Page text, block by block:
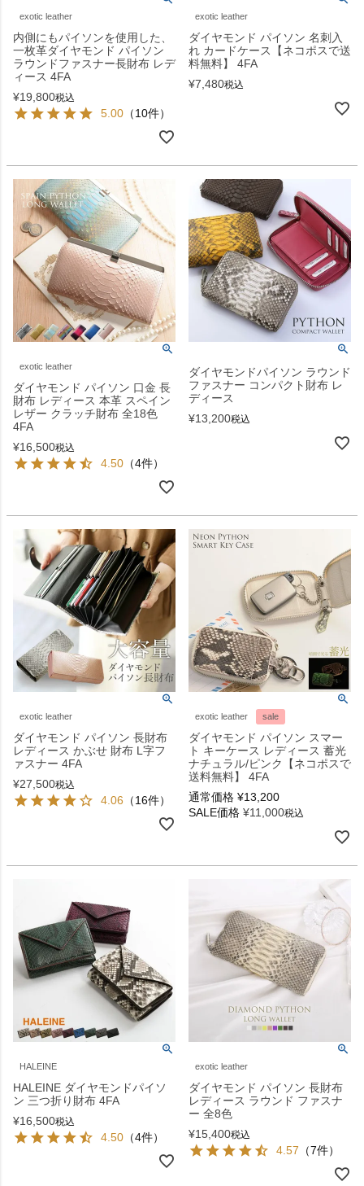
exotic leather
内側にもパイソンを使用した、
一枚革ダイヤモンド パイソン
ラウンドファスナー長財布 レデ
ィース 4FA
¥19,800税込
5.00 （10件）
exotic leather
ダイヤモンド パイソン 名刺入
れ カードケース【ネコポスで送
料無料】 4FA
¥7,480税込
exotic leather
ダイヤモンド パイソン 口金 長
財布 レディース 本革 スペイン
レザー クラッチ財布 全18色
4FA
¥16,500税込
4.50 （4件）
ダイヤモンドパイソン ラウンド
ファスナー コンパクト財布 レ
ディース
¥13,200税込
exotic leather
ダイヤモンド パイソン 長財布
レディース かぶせ 財布 L字フ
ァスナー 4FA
¥27,500税込
4.06 （16件）
exotic leather sale
ダイヤモンド パイソン スマー
ト キーケース レディース 蓄光
ナチュラル/ピンク【ネコポスで
送料無料】 4FA
通常価格 ¥13,200
SALE価格 ¥11,000税込
HALEINE
HALEINE ダイヤモンドパイソ
ン 三つ折り財布 4FA
¥16,500税込
4.50 （4件）
exotic leather
ダイヤモンド パイソン 長財布
レディース ラウンド ファスナ
ー 全8色
¥15,400税込
4.57 （7件）